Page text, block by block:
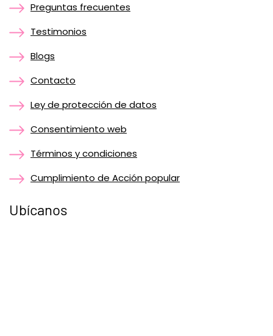
Preguntas frecuentes
Testimonios
Blogs
Contacto
Ley de protección de datos
Consentimiento web
Términos y condiciones
Cumplimiento de Acción popular
Ubícanos